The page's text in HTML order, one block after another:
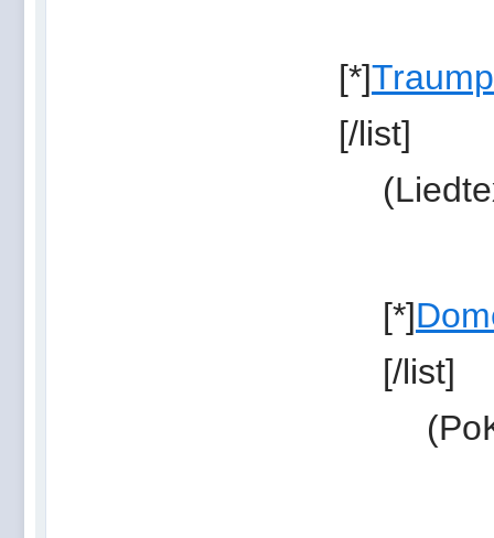
[*]
[/list]
[*]
[/list]